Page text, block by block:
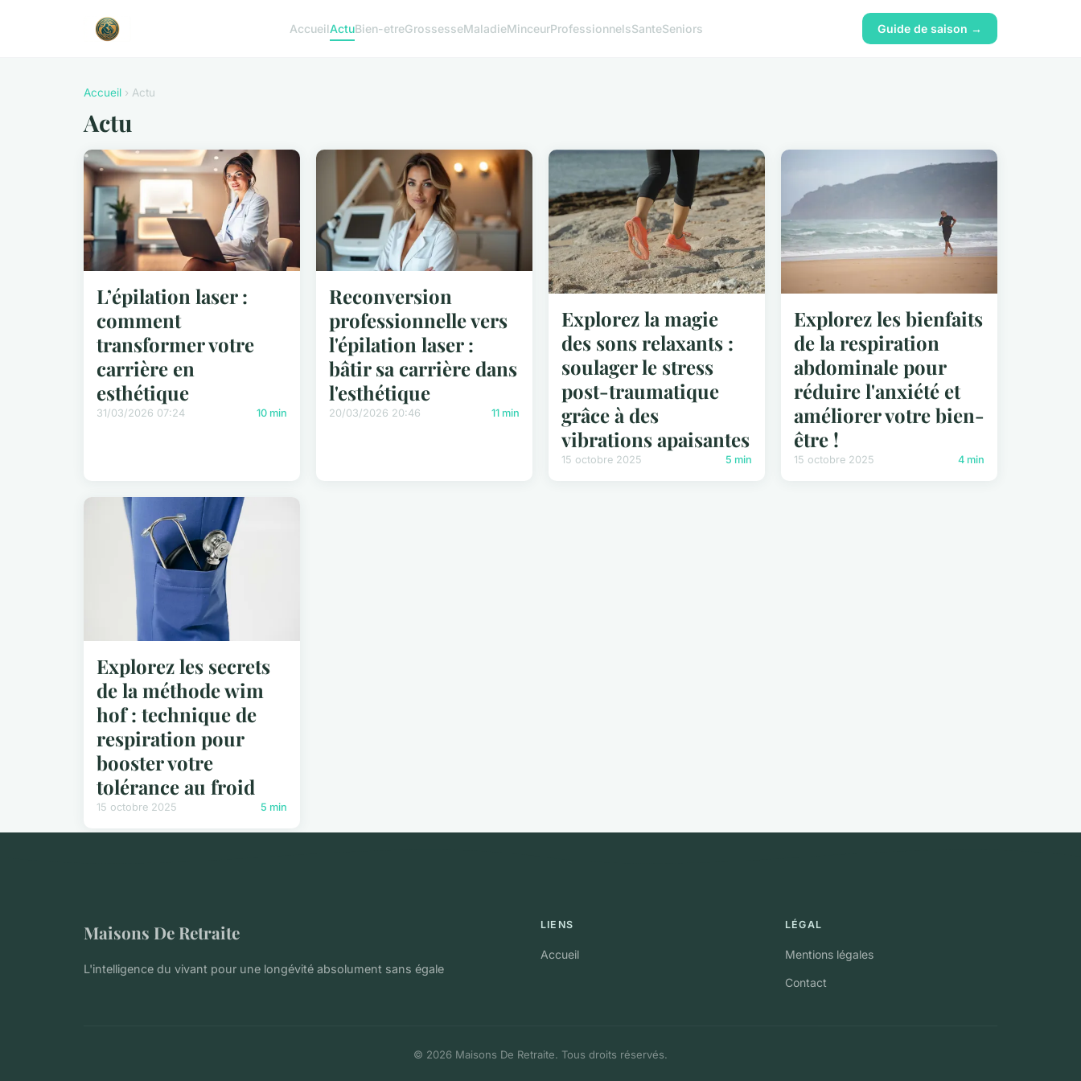
AccueilActuBien-etreGrossesseMaladieMinceurProfessionnelsSanteSeniors Guide de saison →
Accueil › Actu
Actu
L’épilation laser :
comment
transformer votre
carrière en
esthétique
31/03/2026 07:24 10 min
Reconversion
professionnelle vers
l'épilation laser :
bâtir sa carrière dans
l'esthétique
20/03/2026 20:46 11 min
Explorez la magie
des sons relaxants :
soulager le stress
post-traumatique
grâce à des
vibrations apaisantes
15 octobre 2025 5 min
Explorez les bienfaits
de la respiration
abdominale pour
réduire l'anxiété et
améliorer votre bien-
être !
15 octobre 2025 4 min
Explorez les secrets
de la méthode wim
hof : technique de
respiration pour
booster votre
tolérance au froid
15 octobre 2025 5 min
Maisons De Retraite
L'intelligence du vivant pour une longévité absolument sans égale
LIENS
Accueil
LÉGAL
Mentions légales
Contact
© 2026 Maisons De Retraite. Tous droits réservés.